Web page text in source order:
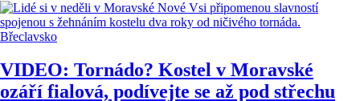
Břeclavsko
VIDEO: Tornádo? Kostel v Moravské
ozáří fialová, podívejte se až pod střechu